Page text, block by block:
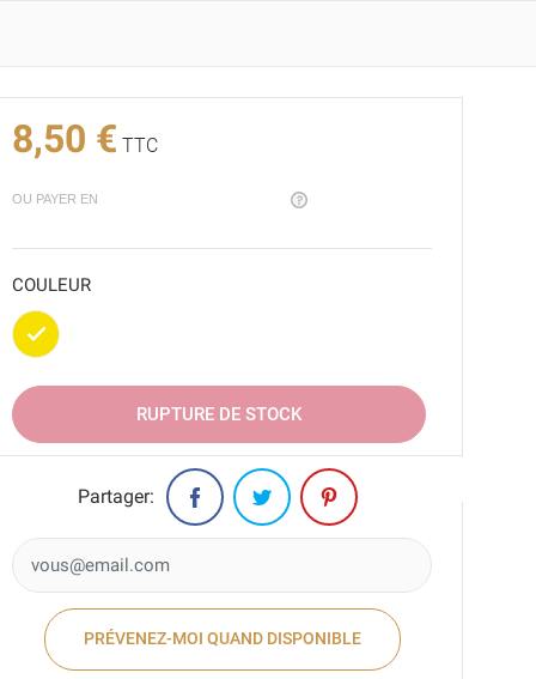
8,50 € TTC
OU PAYER EN
COULEUR
Doré
RUPTURE DE STOCK
Partager:
PRÉVENEZ-MOI QUAND DISPONIBLE